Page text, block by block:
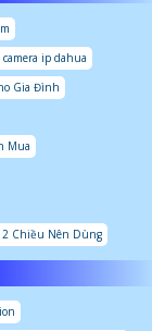
camera ip dahua
Gia Đình
Mua
2 Chiều Nên Dùng